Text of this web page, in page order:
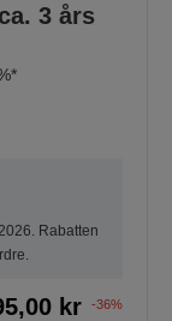
3 års
Rabatten
kr
-36%